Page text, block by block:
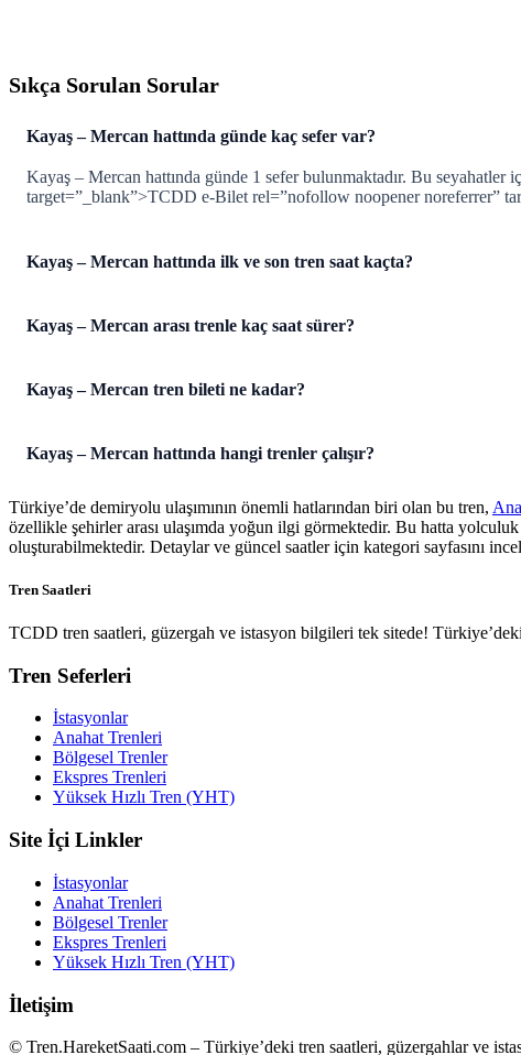
Sıkça Sorulan Sorular
Kayaş – Mercan hattında günde kaç sefer var?
Kayaş – Mercan hattında günde 1 sefer bulunmaktadır. Bu
target=”_blank”>TCDD e-Bilet rel=”nofollow noopener noreferrer”
Kayaş – Mercan hattında ilk ve son tren saat kaçta?
Kayaş – Mercan arası trenle kaç saat sürer?
Kayaş – Mercan tren bileti ne kadar?
Kayaş – Mercan hattında hangi trenler çalışır?
Türkiye’de demiryolu ulaşımının önemli hatlarından biri olan bu tren,
özellikle şehirler arası ulaşımda yoğun ilgi görmektedir. Bu hatta yolculuk
oluşturabilmektedir. Detaylar ve güncel saatler için kategori sayfasını
Tren Saatleri
TCDD tren saatleri, güzergah ve istasyon bilgileri tek sitede!
Tren Seferleri
İstasyonlar
Anahat Trenleri
Bölgesel Trenler
Ekspres Trenleri
Yüksek Hızlı Tren (YHT)
Site İçi Linkler
İstasyonlar
Anahat Trenleri
Bölgesel Trenler
Ekspres Trenleri
Yüksek Hızlı Tren (YHT)
İletişim
© Tren.HareketSaati.com – Türkiye’deki tren saatleri, güzergahlar ve